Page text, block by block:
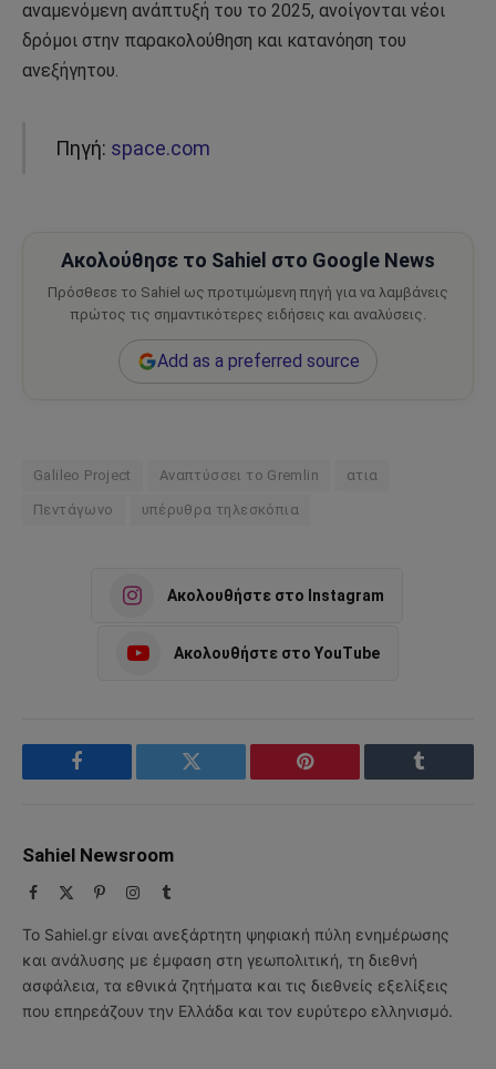
αναμενόμενη ανάπτυξή του το 2025, ανοίγονται νέοι
δρόμοι στην παρακολούθηση και κατανόηση του
ανεξήγητου.
Πηγή: space.com
Ακολούθησε το Sahiel στο Google News
Πρόσθεσε το Sahiel ως προτιμώμενη πηγή για να λαμβάνεις
πρώτος τις σημαντικότερες ειδήσεις και αναλύσεις.
Add as a preferred source
Galileo Project Αναπτύσσει το Gremlin ατια
Πεντάγωνο υπέρυθρα τηλεσκόπια
Ακολουθήστε στο Instagram
Ακολουθήστε στο YouTube
Facebook Twitter Pinterest Tumblr
Sahiel Newsroom
Facebook PinterestInstagram
Tumblr
Το Sahiel.gr είναι ανεξάρτητη ψηφιακή πύλη ενημέρωσης
και ανάλυσης με έμφαση στη γεωπολιτική, τη διεθνή
ασφάλεια, τα εθνικά ζητήματα και τις διεθνείς εξελίξεις
που επηρεάζουν την Ελλάδα και τον ευρύτερο ελληνισμό.